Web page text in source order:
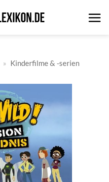
» Kinderfilme & -serien